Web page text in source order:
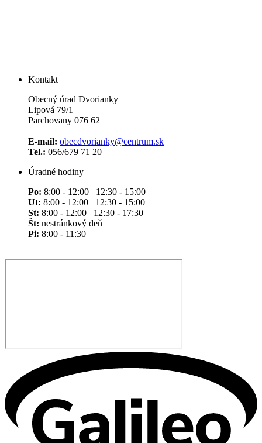
Kontakt
Obecný úrad Dvorianky
Lipová 79/1
Parchovany 076 62
E-mail: obecdvorianky@centrum.sk
Tel.: 056/679 71 20
Úradné hodiny
Po: 8:00 - 12:00 12:30 - 15:00
Ut: 8:00 - 12:00 12:30 - 15:00
St: 8:00 - 12:00 12:30 - 17:30
Št: nestránkový deň
Pi: 8:00 - 11:30